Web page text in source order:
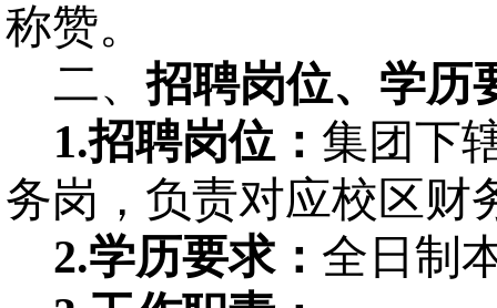
称赞。
二、招聘岗位、 学历
1.招聘岗位： 集团下
务岗，负责对应校区财
2.学历要求： 全日制